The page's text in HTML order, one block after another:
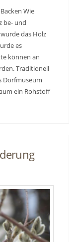
Wie
be- und
das Holz
es
können an
Traditionell
Dorfmuseum
ein Rohstoff